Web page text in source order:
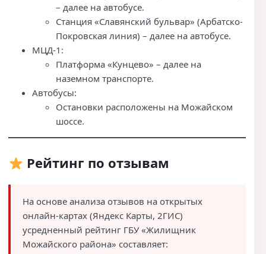
– далее на автобусе.
Станция «Славянский бульвар» (Арбатско-
Покровская линия) – далее на автобусе.
МЦД-1:
Платформа «Кунцево» – далее на
наземном транспорте.
Автобусы:
Остановки расположены на Можайском
шоссе.
Рейтинг по отзывам
На основе анализа отзывов на открытых
онлайн-картах (Яндекс Карты, 2ГИС)
усредненный рейтинг ГБУ «Жилищник
Можайского района» составляет: